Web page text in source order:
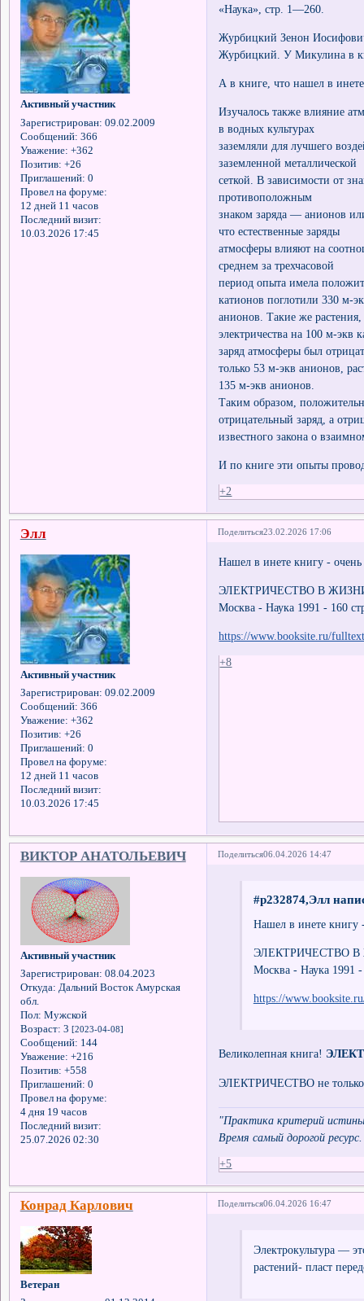
Активный участник
Зарегистрирован: 09.02.2009
Сообщений: 366
Уважение: +362
Позитив: +26
Приглашений: 0
Провел на форуме:
12 дней 11 часов
Последний визит:
10.03.2026 17:45
«Наука», стр. 1—260.
Журбицкий Зенон
Журбицкий. У Микулина в
А в книге, что нашел в
Изучалось также влияние
в водных культурах
заземляли для лучшего
заземленной металлической
сеткой. В зависимости от
противоположным
знаком заряда — анионов
что естественные заряды
атмосферы влияют на
среднем за трехчасовой
период опыта имела
катионов поглотили 330 м-
анионов. Такие же
электричества на 100 м-экв
заряд атмосферы был
только 53 м-экв анионов,
135 м-экв анионов.
Таким образом,
отрицательный заряд, а
известного закона о
И по книге эти опыты
+2
Поделиться23.02.2026 17:06
Элл
Активный участник
Зарегистрирован: 09.02.2009
Сообщений: 366
Уважение: +362
Позитив: +26
Приглашений: 0
Провел на форуме:
12 дней 11 часов
Последний визит:
10.03.2026 17:45
Нашел в инете книгу -
ЭЛЕКТРИЧЕСТВО В
Москва - Наука 1991 - 160
https://www.booksite.ru/
+8
Поделиться06.04.2026 14:47
ВИКТОР АНАТОЛЬЕВИЧ
Активный участник
Зарегистрирован: 08.04.2023
Откуда: Дальний Восток Амурская
обл.
Пол: Мужской
Возраст: 3 [2023-04-08]
Сообщений: 144
Уважение: +216
Позитив: +558
Приглашений: 0
Провел на форуме:
4 дня 19 часов
Последний визит:
25.07.2026 02:30
#p232874,Элл
Нашел в инете книгу
ЭЛЕКТРИЧЕСТВО В
Москва - Наука 1991 -
https://
Великолепная книга!
ЭЛЕКТРИЧЕСТВО не
"Практика критерий
Время самый дорогой ресурс.
+5
Поделиться06.04.2026 16:47
Конрад Карлович
Ветеран
Электрокультура —
растений- пласт